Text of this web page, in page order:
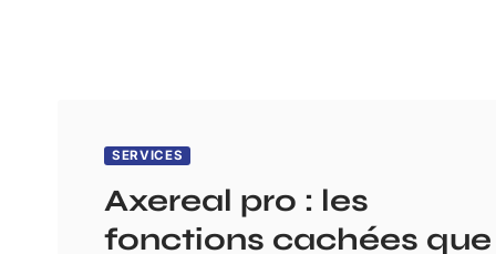
SERVICES
Axereal pro : les
fonctions cachées que